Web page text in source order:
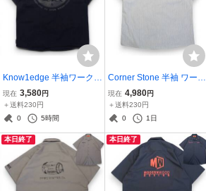
Know1edge 半袖ワークシ
ャツ XL●EXPLORE TO S
EEK KNOW1EDGE 帆船
モチーフ プリント ナレッ
済●古着7666
現在 3,580円
＋送料230円
0
5時間
Corner Stone 半袖 ワーク
シャツ L●ストライプ プリ
ント ワッペン guest Servi
ces mission●洗濯プレス
現在 4,980円
＋送料230円
0
1日
本日終了 本日終了